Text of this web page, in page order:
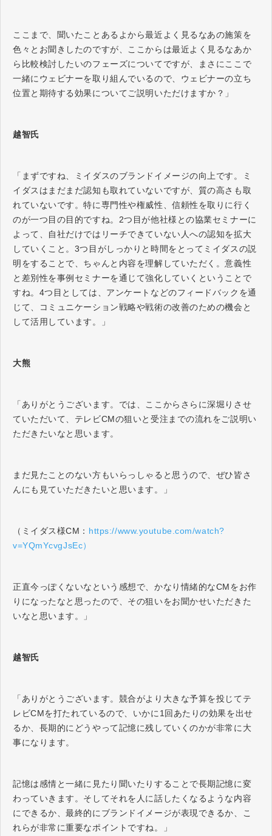
ここまで、聞いたことあるよから最近よく見るなあの施策を
色々とお聞きしたのですが、ここからは最近よく見るなあか
ら比較検討したいのフェーズについてですが、まさにここで
一緒にウェビナーを取り組んでいるので、ウェビナーの立ち
位置と期待する効果についてご説明いただけますか？」
越智氏
「まずですね、ミイダスのブランドイメージの向上です。ミ
イダスはまだまだ認知も取れていないですが、質の高さも取
れていないです。特に専門性や権威性、信頼性を取りに行く
のが一つ目の目的ですね。2つ目が他社様との協業セミナーに
よって、自社だけではリーチできていない人への認知を拡大
していくこと。3つ目がしっかりと時間をとってミイダスの説
明をすることで、ちゃんと内容を理解していただく。意義性
と差別性を事例セミナーを通じて強化していくということで
すね。4つ目としては、アンケートなどのフィードバックを通
じて、コミュニケーション戦略や戦術の改善のための機会と
して活用しています。」
大熊
「ありがとうございます。では、ここからさらに深堀りさせ
ていただいて、テレビCMの狙いと受注までの流れをご説明い
ただきたいなと思います。
まだ見たことのない方もいらっしゃると思うので、ぜひ皆さ
んにも見ていただきたいと思います。」
（ミイダス様CM： https://www.youtube.com/watch?
v=YQmYcvgJsEc）
正直今っぽくないなという感想で、かなり情緒的なCMをお作
りになったなと思ったので、その狙いをお聞かせいただきた
いなと思います。」
越智氏
「ありがとうございます。競合がより大きな予算を投じてテ
レビCMを打たれているので、いかに1回あたりの効果を出せ
るか、長期的にどうやって記憶に残していくのかが非常に大
事になります。
記憶は感情と一緒に見たり聞いたりすることで長期記憶に変
わっていきます。そしてそれを人に話したくなるような内容
にできるか、最終的にブランドイメージが表現できるか、こ
れらが非常に重要なポイントですね。」